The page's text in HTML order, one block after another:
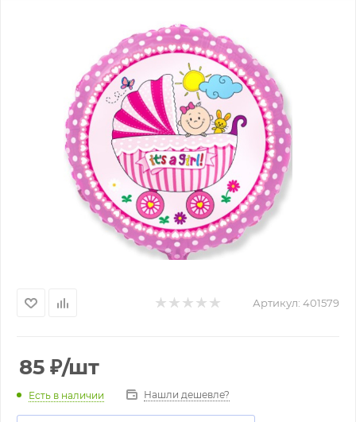
Артикул: 401579
85 ₽/шт
Есть в наличии Нашли дешевле?